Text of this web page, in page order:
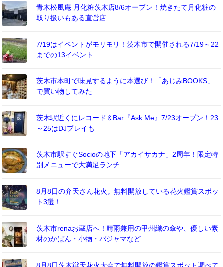
青木松風庵 月化粧茨木店8/6オープン！焼きたて月化粧の
取り扱いもある直営店
7/19はイベントがモリモリ！茨木市で開催される7/19～22
までの13イベント
茨木市本町で味見するように本選び！「あじみBOOKS」
で買い物してみた
茨木駅近くにレコード＆Bar『Ask Me』7/23オープン！23
～25はDJプレイも
茨木市駅すぐSocioの地下「アカイサカナ」2周年！限定特
別メニューで大満足ランチ
8月8日の弁天さん花火。無料開放している花火鑑賞スポッ
ト3選！
茨木市renaお蔵店へ！晴雨兼用の甲州織の傘や、優しい素
材のかばん・小物・パジャマなど
8月8日茨木辯天花火大会で無料開放の鑑賞スポット調べて